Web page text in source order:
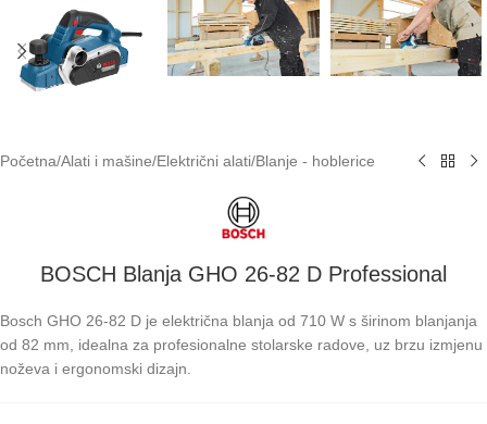
Početna/Alati i mašine/Električni alati/Blanje - hoblerice
BOSCH Blanja GHO 26-82 D Professional
Bosch GHO 26-82 D je električna blanja od 710 W s širinom blanjanja
od 82 mm, idealna za profesionalne stolarske radove, uz brzu izmjenu
noževa i ergonomski dizajn.